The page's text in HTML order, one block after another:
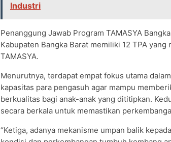
Industri
Penanggung Jawab Program TAMASYA
Kabupaten Bangka Barat memiliki 12 TPA
TAMASYA.
Menurutnya, terdapat empat fokus utama
kapasitas para pengasuh agar mampu
berkualitas bagi anak-anak yang dititipkan.
secara berkala untuk memastikan
“Ketiga, adanya mekanisme umpan balik